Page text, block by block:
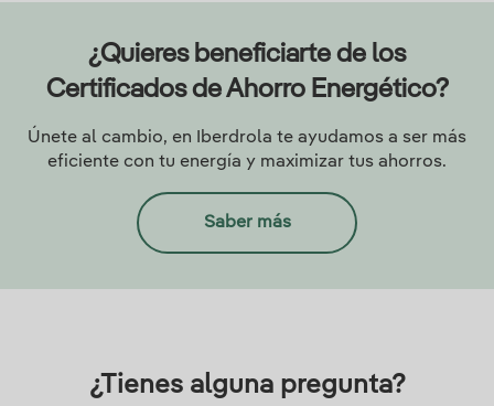
¿Quieres beneficiarte de los
Certificados de Ahorro Energético?
Únete al cambio, en Iberdrola te ayudamos a ser más
eficiente con tu energía y maximizar tus ahorros.
Saber más
¿Tienes alguna pregunta?